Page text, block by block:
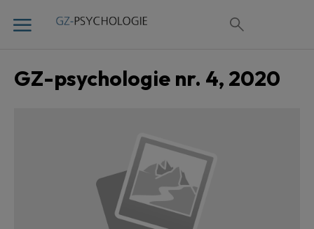
GZ-psychologie nr. 4, 2020